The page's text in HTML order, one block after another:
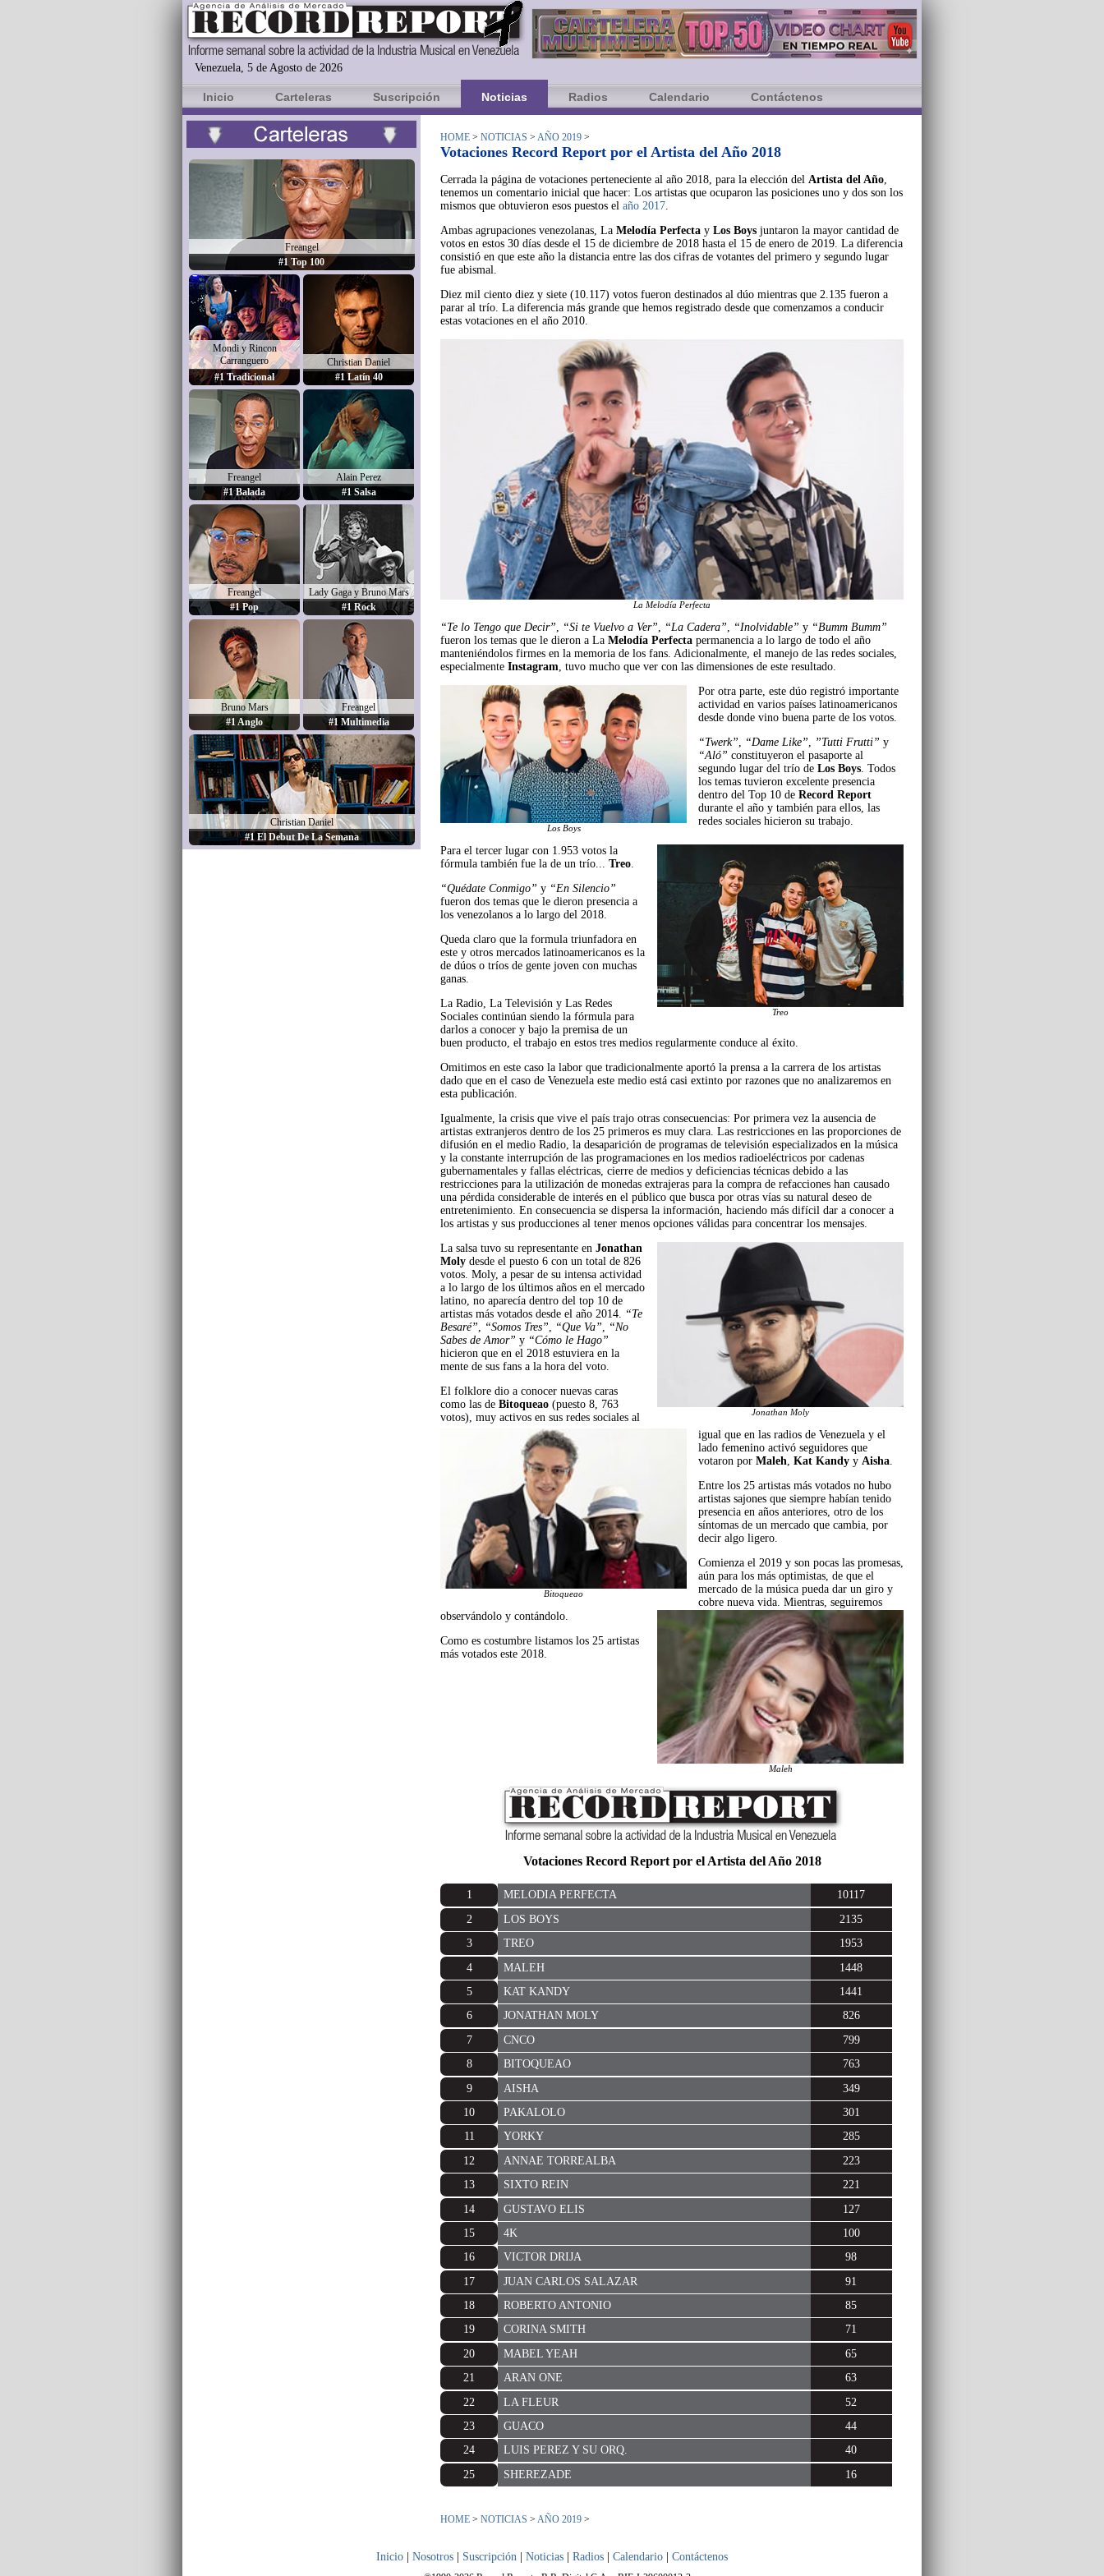
Venezuela, 5 de Agosto de 2026
Inicio Carteleras Suscripción Noticias Radios Calendario Contáctenos
Freangel
#1 Top 100
Mondi y Rincon
Carranguero
#1 Tradicional
Christian Daniel
#1 Latín 40
Freangel
#1 Balada
Alain Perez
#1 Salsa
Freangel
#1 Pop
Lady Gaga y Bruno Mars
#1 Rock
Bruno Mars
#1 Anglo
Freangel
#1 Multimedia
Christian Daniel
#1 El Debut De La Semana
HOME > NOTICIAS > AÑO 2019 >
Votaciones Record Report por el Artista del Año 2018
Cerrada la página de votaciones perteneciente al año 2018, para la elección del Artista del Año,
tenemos un comentario inicial que hacer: Los artistas que ocuparon las posiciones uno y dos son los
mismos que obtuvieron esos puestos el año 2017.
Ambas agrupaciones venezolanas, La Melodía Perfecta y Los Boys juntaron la mayor cantidad de
votos en estos 30 días desde el 15 de diciembre de 2018 hasta el 15 de enero de 2019. La diferencia
consistió en que este año la distancia entre las dos cifras de votantes del primero y segundo lugar
fue abismal.
Diez mil ciento diez y siete (10.117) votos fueron destinados al dúo mientras que 2.135 fueron a
parar al trío. La diferencia más grande que hemos registrado desde que comenzamos a conducir
estas votaciones en el año 2010.
La Melodía Perfecta
“Te lo Tengo que Decir” “Si te Vuelvo a Ver” “La Cadera” “Inolvidable” y “Bumm Bumm”
fueron los temas que le dieron a La Melodía Perfecta permanencia a lo largo de todo el año
manteniéndolos firmes en la memoria de los fans. Adicionalmente, el manejo de las redes sociales,
especialmente Instagram , tuvo mucho que ver con las dimensiones de este resultado.
Los Boys
Por otra parte, este dúo registró importante
actividad en varios países latinoamericanos
desde donde vino buena parte de los votos.
“Twerk”
“Dame Like” ”Tutti Frutti” y
“Aló” constituyeron el pasaporte al
segundo lugar del trío de Los Boys . Todos
los temas tuvieron excelente presencia
dentro del Top 10 de Record Report
durante el año y también para ellos, las
redes sociales hicieron su trabajo.
Treo
Para el tercer lugar con 1.953 votos la
fórmula también fue la de un trío... Treo.
“Quédate Conmigo” y “En Silencio”
fueron dos temas que le dieron presencia a
los venezolanos a lo largo del 2018.
Queda claro que la formula triunfadora en
este y otros mercados latinoamericanos es la
de dúos o tríos de gente joven con muchas
ganas.
La Radio, La Televisión y Las Redes
Sociales continúan siendo la fórmula para
darlos a conocer y bajo la premisa de un
buen producto, el trabajo en estos tres medios regularmente conduce al éxito.
Omitimos en este caso la labor que tradicionalmente aportó la prensa a la carrera de los artistas
dado que en el caso de Venezuela este medio está casi extinto por razones que no analizaremos en
esta publicación.
Igualmente, la crisis que vive el país trajo otras consecuencias: Por primera vez la ausencia de
artistas extranjeros dentro de los 25 primeros es muy clara. Las restricciones en las proporciones de
difusión en el medio Radio, la desaparición de programas de televisión especializados en la música
y la constante interrupción de las programaciones en los medios radioeléctricos por cadenas
gubernamentales y fallas eléctricas, cierre de medios y deficiencias técnicas debido a las
restricciones para la utilización de monedas extrajeras para la compra de refacciones han causado
una pérdida considerable de interés en el público que busca por otras vías su natural deseo de
entretenimiento. En consecuencia se dispersa la información, haciendo más difícil dar a conocer a
los artistas y sus producciones al tener menos opciones válidas para concentrar los mensajes.
Jonathan Moly
La salsa tuvo su representante en Jonathan
Moly desde el puesto 6 con un total de 826
votos. Moly, a pesar de su intensa actividad
a lo largo de los últimos años en el mercado
latino, no aparecía dentro del top 10 de
artistas más votados desde el año 2014. “Te
Besaré”, “Somos Tres”, “Que Va”, “No
Sabes de Amor” y “Cómo le Hago”
hicieron que en el 2018 estuviera en la
mente de sus fans a la hora del voto.
Bitoqueao
El folklore dio a conocer nuevas caras
como las de Bitoqueao (puesto 8, 763
votos), muy activos en sus redes sociales al
igual que en las radios de Venezuela y el
lado femenino activó seguidores que
votaron por Maleh Kat Kandy y Aisha
Entre los 25 artistas más votados no hubo
artistas sajones que siempre habían tenido
presencia en años anteriores, otro de los
síntomas de un mercado que cambia, por
decir algo ligero.
Maleh
Comienza el 2019 y son pocas las promesas,
aún para los más optimistas, de que el
mercado de la música pueda dar un giro y
cobre nueva vida. Mientras, seguiremos
observándolo y contándolo.
Como es costumbre listamos los 25 artistas
más votados este 2018.
Votaciones Record Report por el Artista del Año 2018
1 MELODIA PERFECTA
10117
2
LOS BOYS
2135
3
TREO
1953
4
MALEH
1448
5
KAT KANDY
1441
6
JONATHAN MOLY
826
7
CNCO
799
8
BITOQUEAO
763
9
AISHA
349
10
PAKALOLO
301
11
YORKY
285
12
ANNAE TORREALBA
223
13
SIXTO REIN
221
14
GUSTAVO ELIS
127
15
4K
100
16
VICTOR DRIJA
98
17
JUAN CARLOS SALAZAR
91
18
ROBERTO ANTONIO
85
19
CORINA SMITH
71
20
MABEL YEAH
65
21
ARAN ONE
63
22
LA FLEUR
52
23
GUACO
44
24
LUIS PEREZ Y SU ORQ.
40
25
SHEREZADE 16
HOME > NOTICIAS > AÑO 2019 >
Inicio Nosotros Suscripción Noticias Radios Calendario Contáctenos